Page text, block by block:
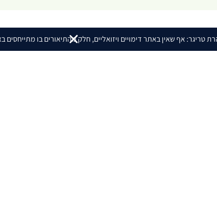
טריגר: אף שאין באתר דימויים ויזואליים, חלק מהתיאורים בו מתייחסים